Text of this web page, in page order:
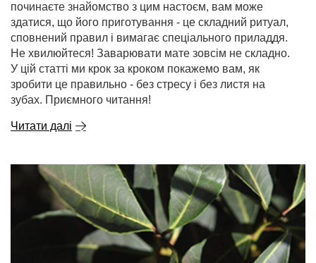
починаєте знайомство з цим настоєм, вам може
здатися, що його приготування - це складний ритуал,
сповнений правил і вимагає спеціального приладдя.
Не хвилюйтеся! Заварювати мате зовсім не складно.
У цій статті ми крок за кроком покажемо вам, як
зробити це правильно - без стресу і без листя на
зубах. Приємного читання!
Читати далі